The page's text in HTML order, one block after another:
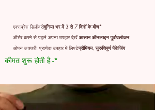
एक्सप्रेस डिलीवरीदुनिया भर में 3 से 7 दिनों के बीच*
ऑर्डर करने से पहले अपना उपहार देखें:आसान ऑनलाइन पूर्वावलोकन
ओपन लक्जरी: प्रत्येक उपहार में लिपटेप्रीमियम, सुरुचिपूर्ण पैकेजिंग
कीमत शुरू होती है -*